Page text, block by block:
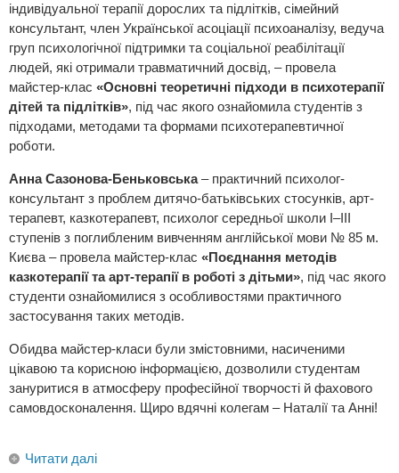
індивідуальної терапії дорослих та підлітків, сімейний
консультант, член Української асоціації психоаналізу, ведуча
груп психологічної підтримки та соціальної реабілітації
людей, які отримали травматичний досвід, – провела
майстер-клас «Основні теоретичні підходи в психотерапії
дітей та підлітків», під час якого ознайомила студентів з
підходами, методами та формами психотерапевтичної
роботи.
Анна Сазонова-Беньковська– практичний психолог-
консультант з проблем дитячо-батьківських стосунків, арт-
терапевт, казкотерапевт, психолог середньої школи I–III
ступенів з поглибленим вивченням англійської мови № 85 м.
Києва – провела майстер-клас «Поєднання методів
казкотерапії та арт-терапії в роботі з дітьми», під час якого
студенти ознайомилися з особливостями практичного
застосування таких методів.
Обидва майстер-класи були змістовними, насиченими
цікавою та корисною інформацією, дозволили студентам
зануритися в атмосферу професійної творчості й фахового
самовдосконалення. Щиро вдячні колегам – Наталії та Анні!
Читати далі